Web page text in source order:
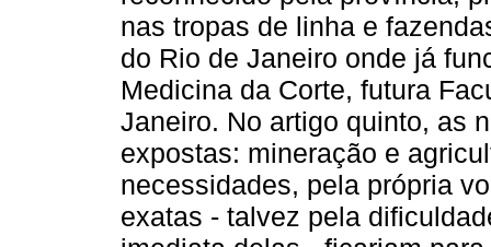
nas tropas de linha e
do Rio de Janeiro onde já
Medicina da Corte, futura
Janeiro. No artigo quinto, as
expostas: mineração e
necessidades, pela própria
exatas - talvez pela